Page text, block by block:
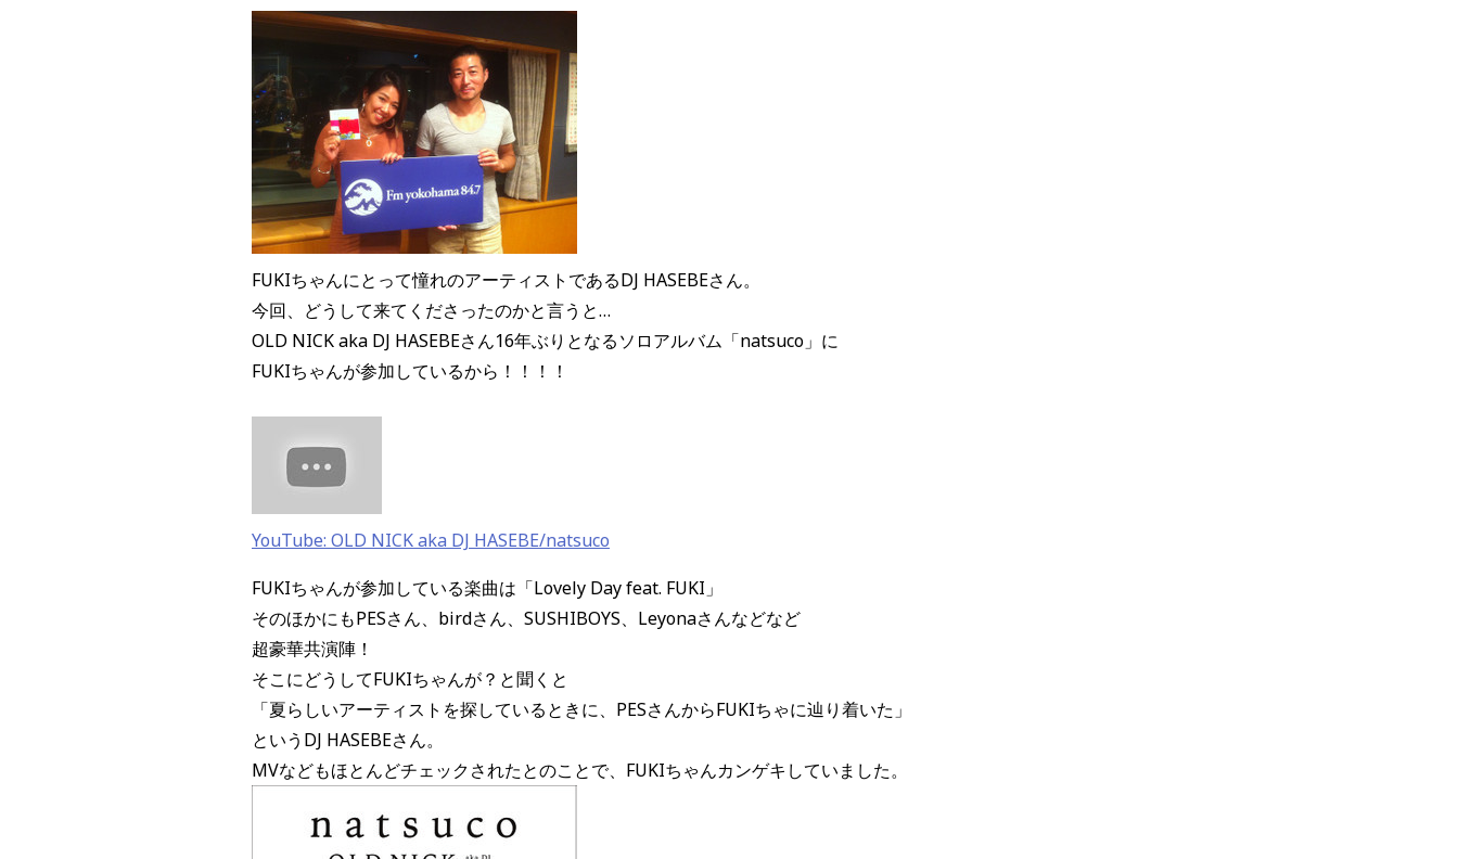
FUKIちゃんにとって憧れのアーティストであるDJ HASEBEさん。
今回、どうして来てくださったのかと言うと…
OLD NICK aka DJ HASEBEさん16年ぶりとなるソロアルバム「natsuco」に
FUKIちゃんが参加しているから！！！！
YouTube: OLD NICK aka DJ HASEBE/natsuco
FUKIちゃんが参加している楽曲は「Lovely Day feat. FUKI」
そのほかにもPESさん、birdさん、SUSHIBOYS、Leyonaさんなどなど
超豪華共演陣！
そこにどうしてFUKIちゃんが？と聞くと
「夏らしいアーティストを探しているときに、PESさんからFUKIちゃに辿り着いた」
というDJ HASEBEさん。
MVなどもほとんどチェックされたとのことで、FUKIちゃんカンゲキしていました。